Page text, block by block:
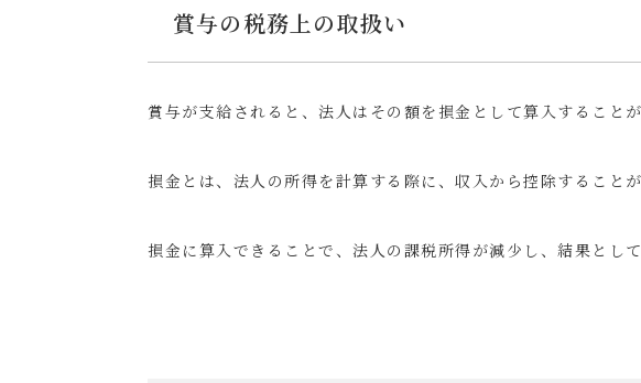
賞与の税務上の取扱い
賞与が支給されると、法人はその額を損金として算入することが
損金とは、法人の所得を計算する際に、収入から控除すること
損金に算入できることで、法人の課税所得が減少し、結果とし